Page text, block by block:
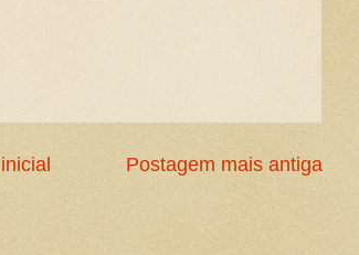
Postagem mais antiga